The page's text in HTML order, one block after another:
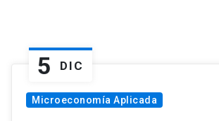
5 DIC
Microeconomía Aplicada